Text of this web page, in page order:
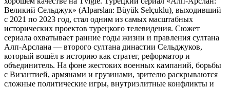
Великий Сельджук» (Alparslan: Büyük Selçuklu), выходивший
с 2021 по 2023 год, стал одним из самых масштабных
исторических проектов турецкого телевидения. Сюжет
сериала охватывает ранние годы жизни и правления султана
Алп-Арслана — второго султана династии Сельджуков,
который вошёл в историю как стратег, реформатор и
объединитель. На фоне жестоких военных кампаний, борьбы
с Византией, армянами и грузинами, зрителю раскрываются
сложные политические игры, внутриэлитные конфликты и